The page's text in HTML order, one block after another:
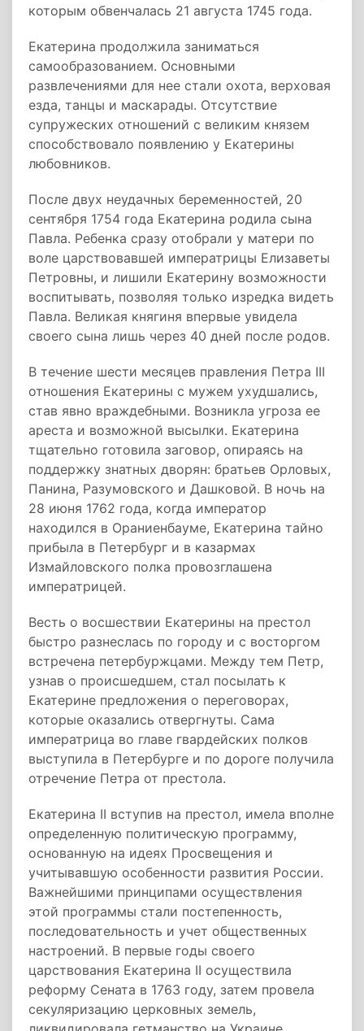
которым обвенчалась 21 августа 1745 года.
Екатерина продолжила заниматься
самообразованием. Основными
развлечениями для нее стали охота, верховая
езда, танцы и маскарады. Отсутствие
супружеских отношений с великим князем
способствовало появлению у Екатерины
любовников.
После двух неудачных беременностей, 20
сентября 1754 года Екатерина родила сына
Павла. Ребенка сразу отобрали у матери по
воле царствовавшей императрицы Елизаветы
Петровны, и лишили Екатерину возможности
воспитывать, позволяя только изредка видеть
Павла. Великая княгиня впервые увидела
своего сына лишь через 40 дней после родов.
В течение шести месяцев правления Петра III
отношения Екатерины с мужем ухудшались,
став явно враждебными. Возникла угроза ее
ареста и возможной высылки. Екатерина
тщательно готовила заговор, опираясь на
поддержку знатных дворян: братьев Орловых,
Панина, Разумовского и Дашковой. В ночь на
28 июня 1762 года, когда император
находился в Ораниенбауме, Екатерина тайно
прибыла в Петербург и в казармах
Измайловского полка провозглашена
императрицей.
Весть о восшествии Екатерины на престол
быстро разнеслась по городу и с восторгом
встречена петербуржцами. Между тем Петр,
узнав о происшедшем, стал посылать к
Екатерине предложения о переговорах,
которые оказались отвергнуты. Сама
императрица во главе гвардейских полков
выступила в Петербурге и по дороге получила
отречение Петра от престола.
Екатерина II вступив на престол, имела вполне
определенную политическую программу,
основанную на идеях Просвещения и
учитывавшую особенности развития России.
Важнейшими принципами осуществления
этой программы стали постепенность,
последовательность и учет общественных
настроений. В первые годы своего
царствования Екатерина II осуществила
реформу Сената в 1763 году, затем провела
секуляризацию церковных земель,